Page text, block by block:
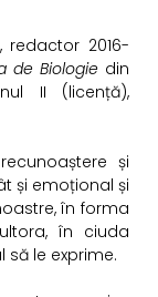
redactor 2016-
de Biologiedin
II (licență),
și
și emoțional și
în forma
în ciuda
le exprime.